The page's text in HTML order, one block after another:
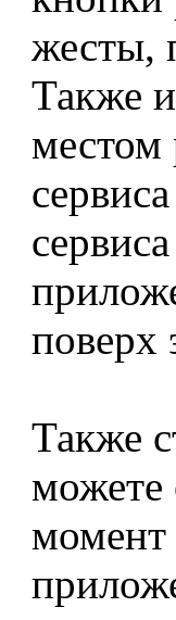
жесты,
Также
местом
поверх
Также
можете
момент